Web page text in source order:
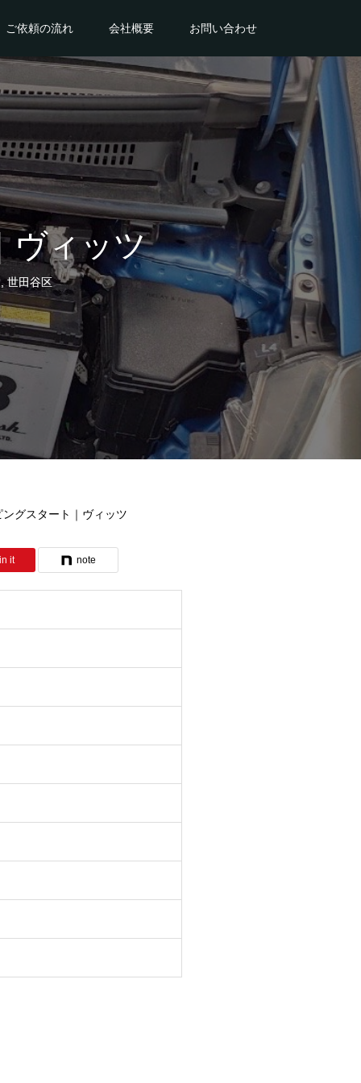
ご依頼の流れ 会社概要 お問い合わせ
ヴィッツ
,世田谷区
グスタート｜ヴィッツ
it note